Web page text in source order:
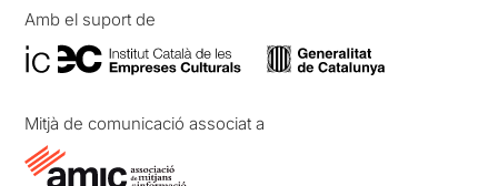
Amb el suport de
Mitjà de comunicació associat a